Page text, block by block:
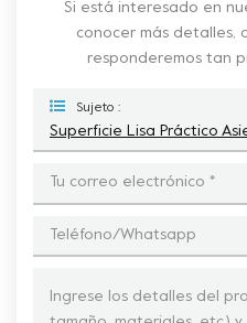
Si está interesado en
conocer más detalles,
responderemos tan
Sujeto :